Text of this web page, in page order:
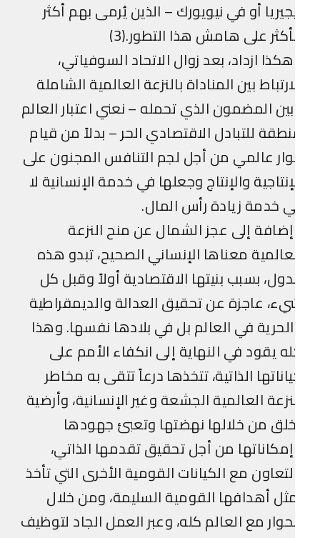
أو في نيويورك – الذين يُرمى بهم أكثر
على هامش هذا التطور.(3)
ازداد، بعد زوال الاتحاد السوفياتي،
بين المناداة بالنزعة العالمية الشاملة
المضمون الذي تحمله – نعني اعتبار العالم
للتبادل الاقتصادي الحر – بدلاً من قيام
عالمي من أجل لجم التنافس المجنون على
والإنتاج وجعلها في خدمة الإنسانية لا
خدمة زيادة رأس المال.
إلى عجز الشمال عن منح النزعة
معناها الإنساني الصحيح، تبدو هذه
بسبب بنيتها الاقتصادية أولاً وقبل كل
عاجزة عن تحقيق العدالة والديمقراطية
في العالم بل في بلادها نفسها. وهذا
يقود في النهاية إلى انكفاء الأمم على
الذاتية، تتخذها درعاً تتقى به مخاطر
العالمية الجشعة وغير الإنسانية، وأرضية
من خلالها نهضتها وتعبئ جهودها
من أجل تحقيق تقدمها الذاتي،
مع الكيانات القومية الأخرى التي تأخذ
أهدافها القومية السليمة، ومن خلال
مع العالم كله، وعبر العمل الجاد لتوظيف